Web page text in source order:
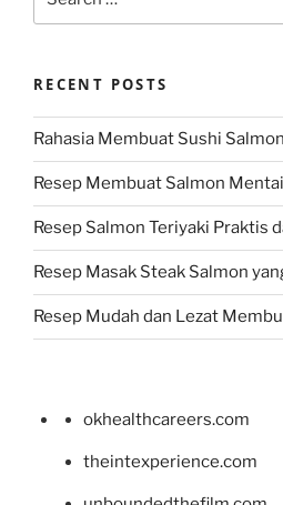
for:
RECENT POSTS
Rahasia Membuat Sushi
Resep Membuat Salmon
Resep Salmon Teriyaki Praktis
Resep Masak Steak Salmon
Resep Mudah dan Lezat
okhealthcareers.com
theintexperience.com